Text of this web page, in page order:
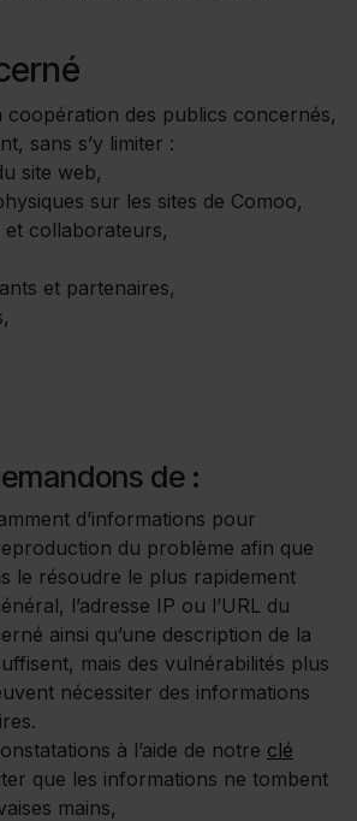
coopération des publics concernés,
sans s’y limiter :
site web,
sur les sites de Comoo,
et collaborateurs,
et partenaires,
de :
d’informations pour
du problème afin que
le résoudre le plus rapidement
l’adresse IP ou l’URL du
ainsi qu’une description de la
mais des vulnérabilités plus
nécessiter des informations
à l’aide de notre clé
que les informations ne tombent
mains,